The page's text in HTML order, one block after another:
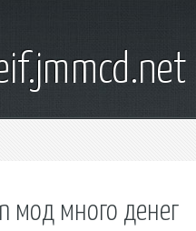
мод много денег